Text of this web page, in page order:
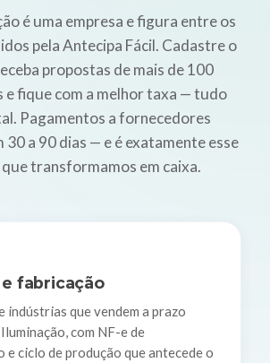
é uma empresa e figura entre os
pela Antecipa Fácil. Cadastre o
propostas de mais de 100
e fique com a melhor taxa — tudo
Pagamentos a fornecedores
a 90 dias — e é exatamente esse
transformamos em caixa.
fabricação
indústrias que vendem a prazo
com NF-e de
e ciclo de produção que antecede o